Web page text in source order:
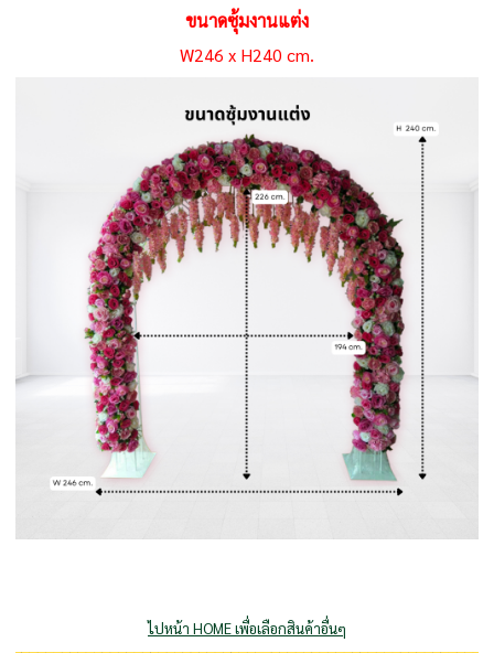
ขนาดซุ้มงานแต่ง
W246 x H240 cm.
ไปหน้า HOME เพื่อเลือกสินค้าอื่นๆ